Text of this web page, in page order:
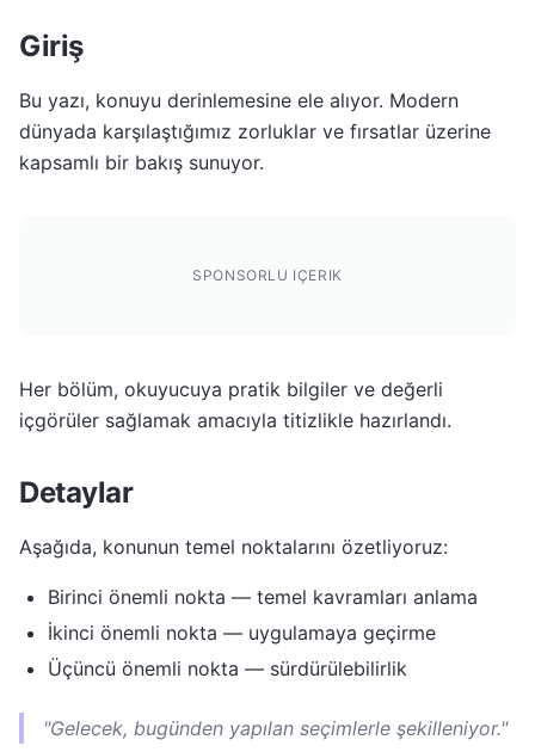
Giriş
Bu yazı, konuyu derinlemesine ele alıyor. Modern
dünyada karşılaştığımız zorluklar ve fırsatlar üzerine
kapsamlı bir bakış sunuyor.
SPONSORLU IÇERIK
Her bölüm, okuyucuya pratik bilgiler ve değerli
içgörüler sağlamak amacıyla titizlikle hazırlandı.
Detaylar
Aşağıda, konunun temel noktalarını özetliyoruz:
Birinci önemli nokta — temel kavramları anlama
İkinci önemli nokta — uygulamaya geçirme
Üçüncü önemli nokta — sürdürülebilirlik
"Gelecek, bugünden yapılan seçimlerle şekilleniyor."